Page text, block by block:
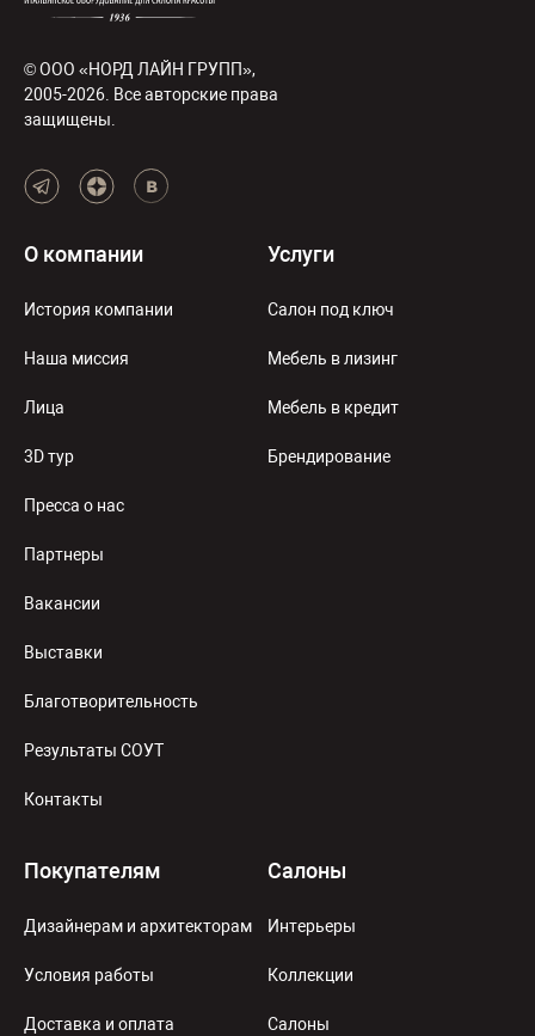
© ООО «НОРД ЛАЙН ГРУПП»,
2005-2026. Все авторские права
защищены.
О компании
История компании
Наша миссия
Лица
3D тур
Пресса о нас
Партнеры
Вакансии
Выставки
Благотворительность
Результаты СОУТ
Контакты
Услуги
Салон под ключ
Мебель в лизинг
Мебель в кредит
Брендирование
Покупателям
Дизайнерам и архитекторам
Условия работы
Доставка и оплата
Салоны
Интерьеры
Коллекции
Салоны